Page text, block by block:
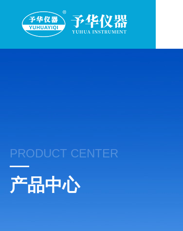
PRODUCT CENTER
产品中心